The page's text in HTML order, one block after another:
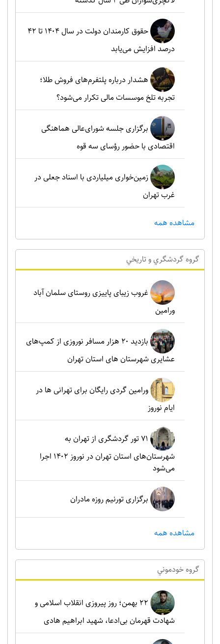
حقوق کارمندان دولت در سال ۱۴۰۴ تا ۴۲
درصد افزایش می‌یابد
هشدار درباره پلتفرم‌های فروش طلا؛
تجربه تلخ موسسات مالی تکرار می‌شود؟
برگزاری جلسه شورای‌عالی هماهنگی
اقتصادی با حضور رؤسای سه قوه
زمین‌خواری میلیاردی با اسناد جعلی در
غرب تهران
مشاهده همه
گروه گردشگري و تاريخي
غروب زیبای پاییزی روستای سلمان آباد
ورامین
بازدید ۲۰ هزار مسافر نوروزی از کمپ‌های
عشایری شهرستان های استان تهران
ورامین گردی رایگان برای تهرانی ها در
ایام نوروز
۷۱ تور گردشگری از تهران به
شهرستان‌های استان تهران در نوروز ۱۴۰۲ اجرا
می‌شود
برگزاری تورنیم روزه مادران
مشاهده همه
گروه خودموني
۲۲ بهمن؛ روز پیروزی انقلاب اسلامی و
شهادت قهرمان بی‌ادعا، شهید ابراهیم هادی